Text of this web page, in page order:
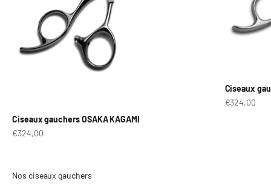
Ciseaux gauchers OSAKA KAGAMI
Prix de vente après réduction
€324,00
Ciseaux
Prix de
€324,00
Ciseaux OSAKA